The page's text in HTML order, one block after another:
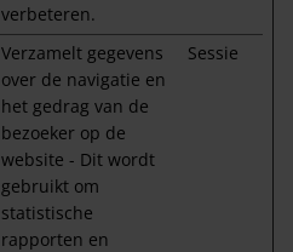
verbeteren.
Verzamelt gegevens
over de navigatie en
het gedrag van de
bezoeker op de
website - Dit wordt
gebruikt om
statistische
rapporten en
Sessie